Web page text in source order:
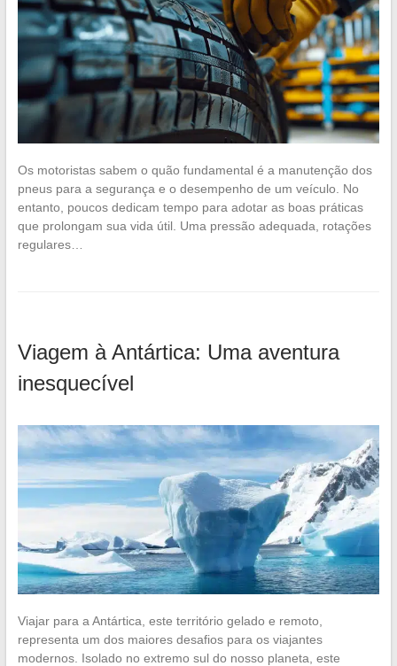
Os motoristas sabem o quão fundamental é a manutenção dos
pneus para a segurança e o desempenho de um veículo. No
entanto, poucos dedicam tempo para adotar as boas práticas
que prolongam sua vida útil. Uma pressão adequada, rotações
regulares…
Viagem à Antártica: Uma aventura
inesquecível
Viajar para a Antártica, este território gelado e remoto,
representa um dos maiores desafios para os viajantes
modernos. Isolado no extremo sul do nosso planeta, este